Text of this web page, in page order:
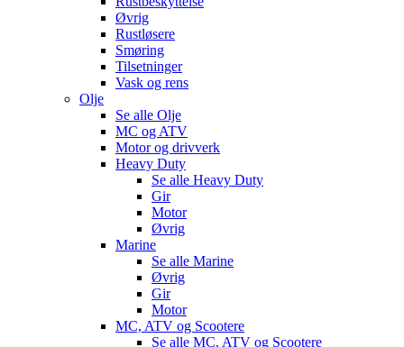
Øvrig
Rustløsere
Smøring
Tilsetninger
Vask og rens
Olje
Se alle Olje
MC og ATV
Motor og drivverk
Heavy Duty
Se alle Heavy Duty
Gir
Motor
Øvrig
Marine
Se alle Marine
Øvrig
Gir
Motor
MC, ATV og Scootere
Se alle MC, ATV og Scootere